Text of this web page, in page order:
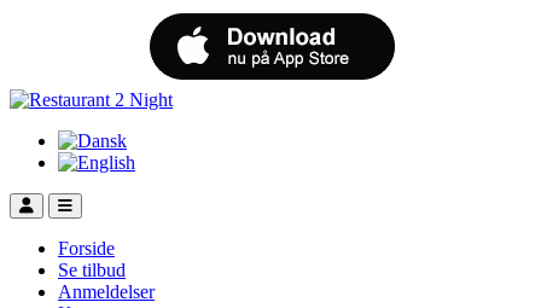
Forside
Se tilbud
Anmeldelser